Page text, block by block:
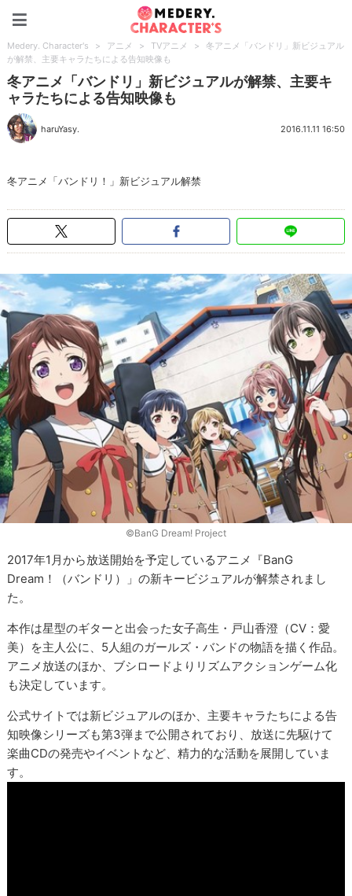
Medery. Character's > アニメ > TVアニメ >
冬アニメ「バンドリ」新ビジュアル
が解禁、主要キャラたちによる告知映像も
冬アニメ「バンドリ」新ビジュアルが解禁、主要キ
ャラたちによる告知映像も
haruYasy. 2016.11.11 16:50
冬アニメ「バンドリ！」新ビジュアル解禁
©BanG Dream! Project
2017年1月から放送開始を予定しているアニメ『BanG
Dream！（バンドリ）」の新キービジュアルが解禁されまし
た。
本作は星型のギターと出会った女子高生・戸山香澄（CV：愛
美）を主人公に、5人組のガールズ・バンドの物語を描く作品。
アニメ放送のほか、ブシロードよりリズムアクションゲーム化
も決定しています。
公式サイトでは新ビジュアルのほか、主要キャラたちによる告
知映像シリーズも第3弾まで公開されており、放送に先駆けて
楽曲CDの発売やイベントなど、精力的な活動を展開していま
す。